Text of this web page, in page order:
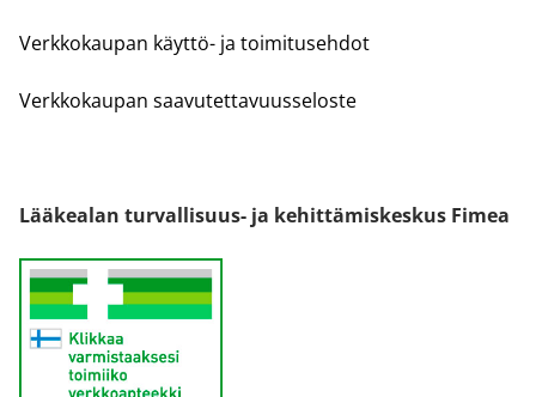
Verkkokaupan käyttö- ja toimitusehdot
Verkkokaupan saavutettavuusseloste
Lääkealan turvallisuus- ja kehittämiskeskus Fimea